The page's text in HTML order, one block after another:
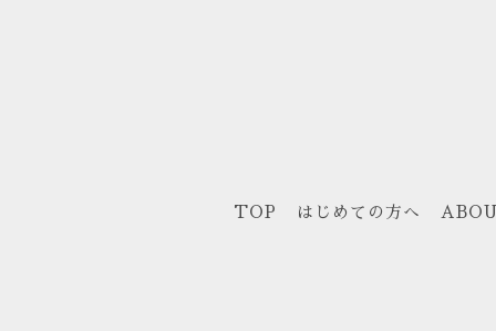
TOP はじめての方へ